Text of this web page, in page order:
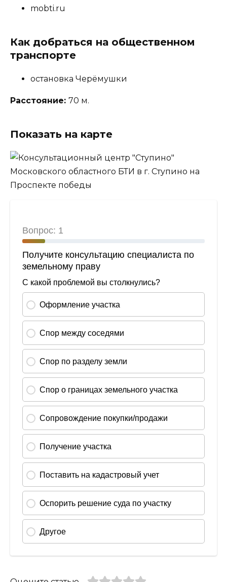
mobti.ru
Как добраться на общественном
транспорте
остановка Черёмушки
Расстояние: 70 м.
Показать на карте